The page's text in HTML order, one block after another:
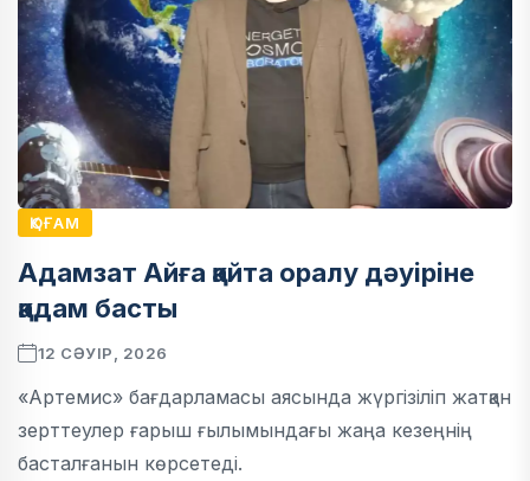
ҚОҒАМ
Адамзат Айға қайта оралу дәуіріне
қадам басты
12 СӘУІР, 2026
«Артемис» бағдарламасы аясында жүргізіліп жатқан
зерттеулер ғарыш ғылымындағы жаңа кезеңнің
басталғанын көрсетеді.